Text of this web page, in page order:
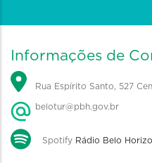
Informações de
Rua Espírito Santo, 527
belotur@pbh.gov.br
Spotify Rádio Belo